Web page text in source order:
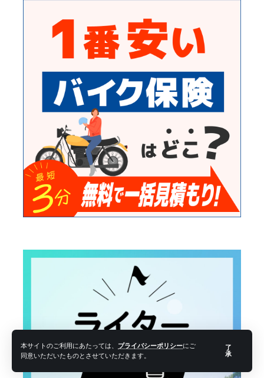
本サイトのご利用にあたっては、 プライバシーポリシーにご
同意いただいたものとさせていただきます。
了
承